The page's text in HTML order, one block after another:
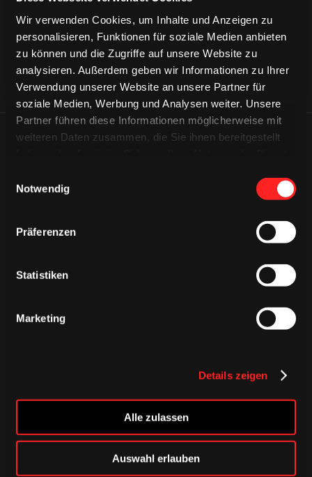
Wir verwenden Cookies, um Inhalte und Anzeigen zu
personalisieren, Funktionen für soziale Medien anbieten
zu können und die Zugriffe auf unsere Website zu
analysieren. Außerdem geben wir Informationen zu Ihrer
Verwendung unserer Website an unsere Partner für
soziale Medien, Werbung und Analysen weiter. Unsere
Partner führen diese Informationen möglicherweise mit
weiteren Daten zusammen, die Sie ihnen bereitgestellt
Notwendig
Präferenzen
Statistiken
Marketing
Details zeigen
Alle zulassen
Auswahl erlauben
ÄHNLICHE NEWS
Alle Infos zum öffentlichen
Trainingsauftakt am Sonntag im
Haie-Zentrum